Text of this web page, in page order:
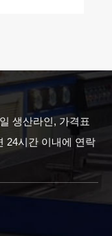
생산라인, 가격표
24시간 이내에 연락